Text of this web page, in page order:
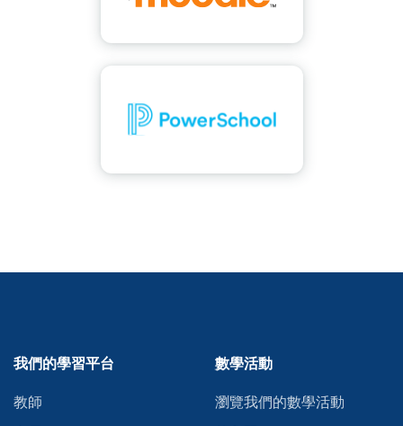
我們的學習平台
教師
數學活動
瀏覽我們的數學活動